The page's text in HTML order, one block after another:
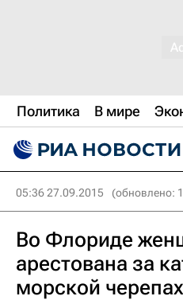
Политика В мире
05:36 27.09.2015 (обновлено:
Во Флориде
арестована за
морской